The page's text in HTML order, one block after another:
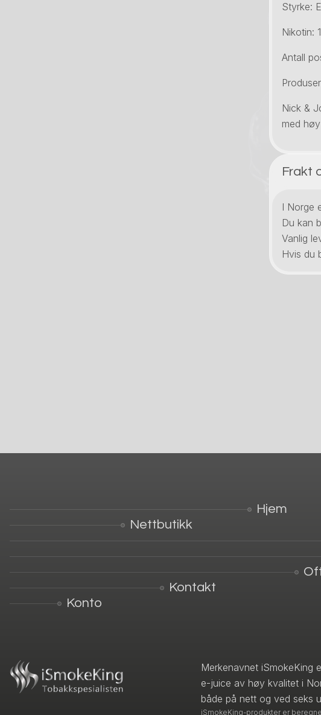
Styrke:
Nikotin:
Antall
Nick &
med
Frakt
I Norge
Du kan
Vanlig
Hvis du
Hjem
Nettbutikk
Kontakt
Konto
Merkenavnet iSmokeKing
e-juice av høy kvalitet i
både på nett og ved seks
iSmokeKing-produkter er